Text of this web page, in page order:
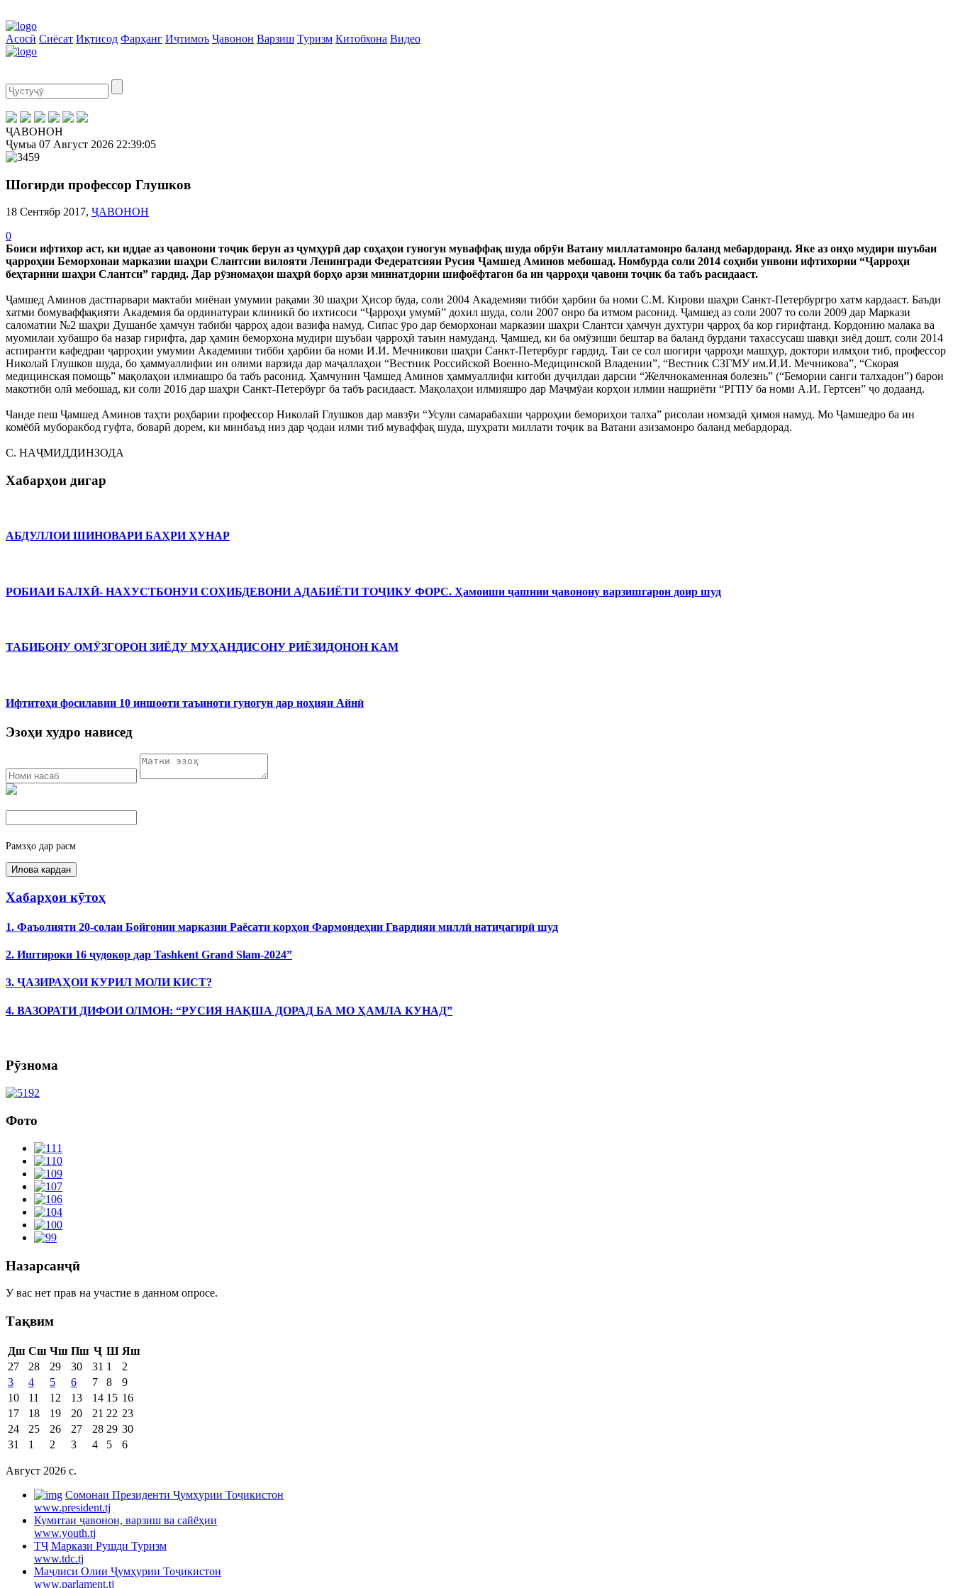
Асосӣ Сиёсат Иқтисод Фарҳанг Иҷтимоъ Ҷавонон Варзиш Туризм Китобхона Видео
ҶАВОНОН
Ҷумъа 07 Август 2026 22:39:05
Шогирди профессор Глушков
18 Сентябр 2017, ҶАВОНОН
0
Боиси ифтихор аст, ки иддае аз ҷавонони тоҷик берун аз ҷумҳурӣ дар соҳаҳои гуногун муваффақ шуда обрӯи Ватану миллатамонро баланд мебардоранд. Яке аз онҳо мудири шуъбаи
ҷарроҳии Беморхонаи марказии шаҳри Слантсии вилояти Ленингради Федератсияи Русия Ҷамшед Аминов мебошад. Номбурда соли 2014 соҳиби унвони ифтихории “Ҷарроҳи
беҳтарини шаҳри Слантси” гардид. Дар рӯзномаҳои шаҳрӣ борҳо арзи миннатдории шифоёфтагон ба ин ҷарроҳи ҷавони тоҷик ба табъ расидааст.
Ҷамшед Аминов дастпарвари мактаби миёнаи умумии рақами 30 шаҳри Ҳисор буда, соли 2004 Академияи тибби ҳарбии ба номи С.М. Кирови шаҳри Санкт-Петербургро хатм кардааст. Баъди
хатми бомуваффақияти Академия ба ординатураи клиникӣ бо ихтисоси “Ҷарроҳи умумӣ” дохил шуда, соли 2007 онро ба итмом расонид. Ҷамшед аз соли 2007 то соли 2009 дар Маркази
саломатии №2 шаҳри Душанбе ҳамчун табиби ҷарроҳ адои вазифа намуд. Сипас ӯро дар беморхонаи марказии шаҳри Слантси ҳамчун духтури ҷарроҳ ба кор гирифтанд. Кордонию малака ва
муомилаи хубашро ба назар гирифта, дар ҳамин беморхона мудири шуъбаи ҷарроҳӣ таъин намуданд. Ҷамшед, ки ба омӯзиши бештар ва баланд бурдани тахассусаш шавқи зиёд дошт, соли 2014
аспиранти кафедраи ҷарроҳии умумии Академияи тибби ҳарбии ба номи И.И. Мечникови шаҳри Санкт-Петербург гардид. Таи се сол шогири ҷарроҳи машҳур, доктори илмҳои тиб, профессор
Николай Глушков шуда, бо ҳаммуаллифии ин олими варзида дар маҷаллаҳои “Вестник Российской Военно-Медицинской Владении”, “Вестник СЗГМУ им.И.И. Мечникова”, “Скорая
медицинская помощь” мақолаҳои илмиашро ба табъ расонид. Ҳамчунин Ҷамшед Аминов ҳаммуаллифи китоби дуҷилдаи дарсии “Желчнокаменная болезнь” (“Бемории санги талхадон”) барои
макотиби олӣ мебошад, ки соли 2016 дар шаҳри Санкт-Петербург ба табъ расидааст. Мақолаҳои илмияшро дар Маҷмӯаи корҳои илмии нашриёти “РГПУ ба номи А.И. Гертсен” ҷо додаанд.
Чанде пеш Ҷамшед Аминов таҳти роҳбарии профессор Николай Глушков дар мавзӯи “Усули самарабахши ҷарроҳии бемориҳои талха” рисолаи номзадӣ ҳимоя намуд. Мо Ҷамшедро ба ин
комёбӣ муборакбод гуфта, боварӣ дорем, ки минбаъд низ дар ҷодаи илми тиб муваффақ шуда, шуҳрати миллати тоҷик ва Ватани азизамонро баланд мебардорад.
С. НАҶМИДДИНЗОДА
Хабарҳои дигар
АБДУЛЛОИ ШИНОВАРИ БАҲРИ ҲУНАР
РОБИАИ БАЛХӢ- НАХУСТБОНУИ СОҲИБДЕВОНИ АДАБИЁТИ ТОҶИКУ ФОРС. Ҳамоиши ҷашнии ҷавонону варзишгарон доир шуд
ТАБИБОНУ ОМӮЗГОРОН ЗИЁДУ МУҲАНДИСОНУ РИЁЗИДОНОН КАМ
Ифтитоҳи фосилавии 10 иншооти таъиноти гуногун дар ноҳияи Айнӣ
Эзоҳи худро нависед
Рамзҳо дар расм
Хабарҳои кӯтоҳ
1. Фаъолияти 20-солаи Бойгонии марказии Раёсати корҳои Фармондеҳии Гвардияи миллӣ натиҷагирӣ шуд
2. Иштироки 16 ҷудокор дар Tashkent Grand Slam-2024”
3. ҶАЗИРАҲОИ КУРИЛ МОЛИ КИСТ?
4. ВАЗОРАТИ ДИФОИ ОЛМОН: “РУСИЯ НАҚША ДОРАД БА МО ҲАМЛА КУНАД”
Рӯзнома
Фото
Назарсанҷӣ
У вас нет прав на участие в данном опросе.
Тақвим
Дш Сш Чш Пш Ҷ Ш Яш
27
28 29 30 31 1
2
3
4 5 6 7 8
9
10
11 12 13 14 15 16
17
18 19 20 21 22 23
24
25 26 27 28 29 30
31
1 2 3 4 5 6
Август 2026 c.
Cомонаи Президенти Ҷумҳурии Тоҷикистон
www.president.tj
Кумитаи ҷавонон, варзиш ва сайёҳии
www.youth.tj
ТҶ Маркази Рушди Туризм
www.tdc.tj
Маҷлиси Олии Ҷумҳурии Тоҷикистон
www.parlament.tj